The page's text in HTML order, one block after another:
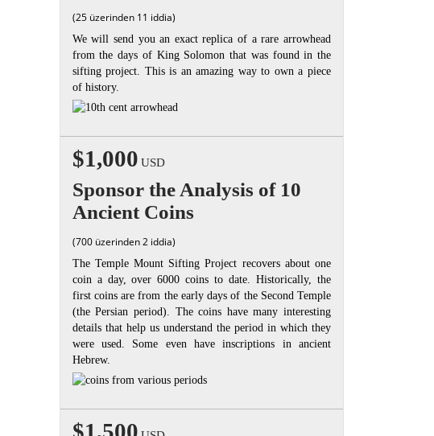
(25 üzerinden 11 iddia)
We will send you an exact replica of a rare arrowhead
from the days of King Solomon that was found in the
sifting project. This is an amazing way to own a piece
of history.
$1,000 USD
Sponsor the Analysis of 10
Ancient Coins
(700 üzerinden 2 iddia)
The Temple Mount Sifting Project recovers about one
coin a day, over 6000 coins to date. Historically, the
first coins are from the early days of the Second Temple
(the Persian period). The coins have many interesting
details that help us understand the period in which they
were used. Some even have inscriptions in ancient
Hebrew.